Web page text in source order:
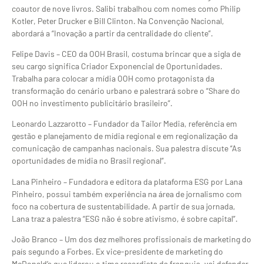
coautor de nove livros. Salibi trabalhou com nomes como Philip
Kotler, Peter Drucker e Bill Clinton. Na Convenção Nacional,
abordará a “Inovação a partir da centralidade do cliente”.
Felipe Davis – CEO da OOH Brasil, costuma brincar que a sigla de
seu cargo significa Criador Exponencial de Oportunidades.
Trabalha para colocar a mídia OOH como protagonista da
transformação do cenário urbano e palestrará sobre o “Share do
OOH no investimento publicitário brasileiro”.
Leonardo Lazzarotto – Fundador da Tailor Media, referência em
gestão e planejamento de mídia regional e em regionalização da
comunicação de campanhas nacionais. Sua palestra discute “As
oportunidades de mídia no Brasil regional”.
Lana Pinheiro – Fundadora e editora da plataforma ESG por Lana
Pinheiro, possui também experiência na área de jornalismo com
foco na cobertura de sustentabilidade. A partir de sua jornada,
Lana traz a palestra “ESG não é sobre ativismo, é sobre capital”.
João Branco – Um dos dez melhores profissionais de marketing do
país segundo a Forbes. Ex vice-presidente de marketing do